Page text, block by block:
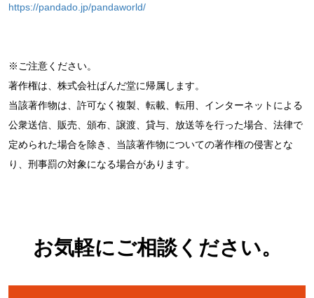
https://pandado.jp/pandaworld/
※ご注意ください。
著作権は、株式会社ぱんだ堂に帰属します。
当該著作物は、許可なく複製、転載、転用、インターネットによる
公衆送信、販売、頒布、譲渡、貸与、放送等を行った場合、法律で
定められた場合を除き、当該著作物についての著作権の侵害とな
り、刑事罰の対象になる場合があります。
お気軽にご相談ください。